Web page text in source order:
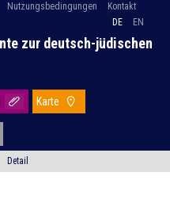
Nutzungsbedingungen
Kontakt
DE
EN
zur deutsch-jüdischen
Karte
Detail